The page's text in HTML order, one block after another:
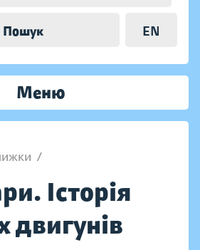
Пошук EN
Меню
/
Історія
двигунів